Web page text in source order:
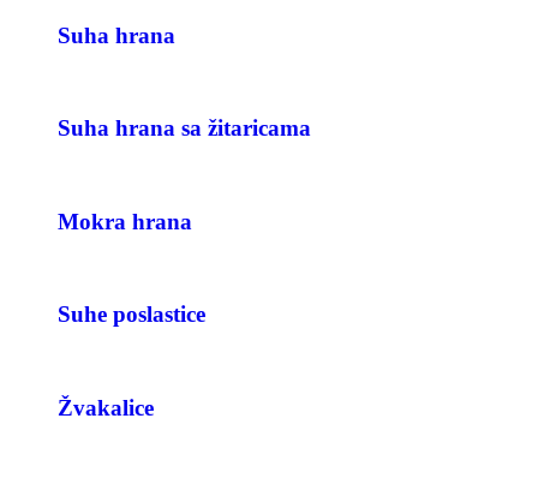
Suha hrana
Suha hrana sa žitaricama
Mokra hrana
Suhe poslastice
Žvakalice